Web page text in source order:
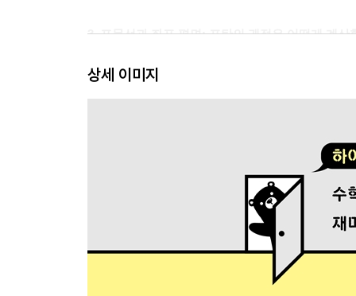
3. 포물선과 좌표 평면: 포탄의 궤적은 어떻게 계산
행성 궤도와 타원 | 대포와 포물선 | 포물선 연구 |
활용
미분 | 뉴턴의 미분 | 뉴턴의 적분 | 뉴턴은 정말
5. 측정 단위의 발달: 변하지 않는 측정 단위는 어
원시 시대의 측정 | 최초의 길이 단위, 풋 | 노아
상세 이미지